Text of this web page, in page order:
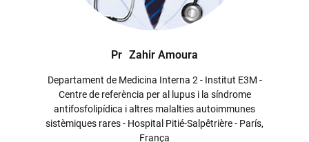
Pr Zahir Amoura
Departament de Medicina Interna 2 - Institut E3M -
Centre de referència per al lupus i la síndrome
antifosfolipídica i altres malalties autoimmunes
sistèmiques rares - Hospital Pitié-Salpêtrière - París,
França